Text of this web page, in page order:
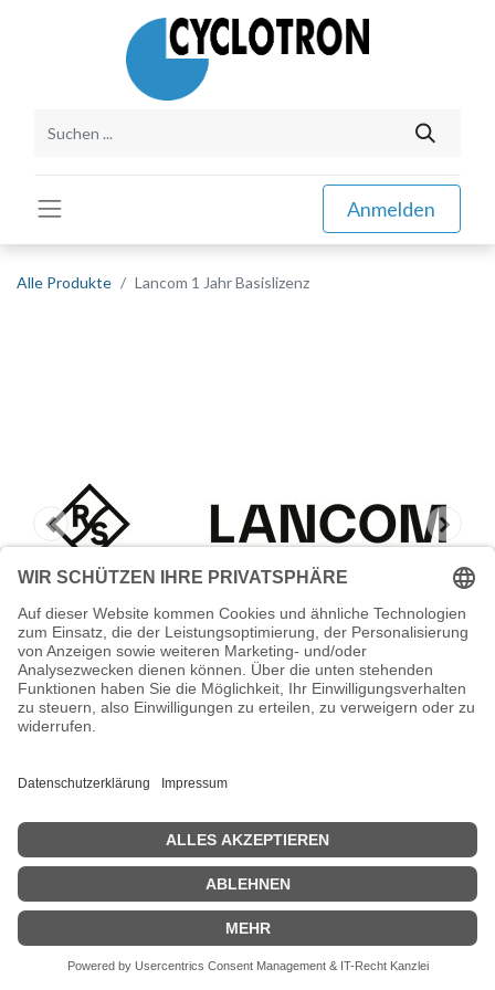
Anmelden
Alle Produkte Lancom 1 Jahr Basislizenz
LANCOM - 1 Jahr Basislizenz
Zeige Preise inklusiv MwSt. (Brutto)
5.990,52€ inkl. MwSt.
IN DEN WARENKORB